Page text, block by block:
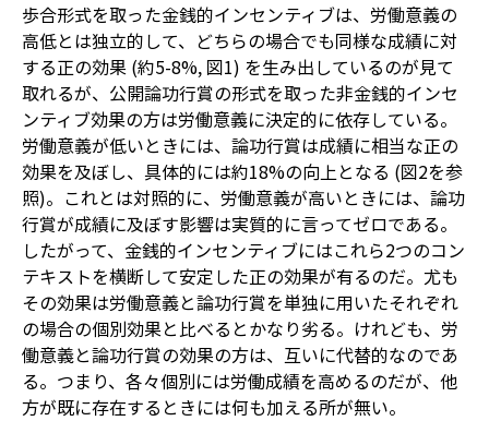
歩合形式を取った金銭的インセンティブは、労働意義の
高低とは独立的して、どちらの場合でも同様な成績に対
する正の効果 (約5-8%, 図1) を生み出しているのが見て
取れるが、公開論功行賞の形式を取った非金銭的インセ
ンティブ効果の方は労働意義に決定的に依存している。
労働意義が低いときには、論功行賞は成績に相当な正の
効果を及ぼし、具体的には約18%の向上となる (図2を参
照)。これとは対照的に、労働意義が高いときには、論功
行賞が成績に及ぼす影響は実質的に言ってゼロである。
したがって、金銭的インセンティブにはこれら2つのコン
テキストを横断して安定した正の効果が有るのだ。尤も
その効果は労働意義と論功行賞を単独に用いたそれぞれ
の場合の個別効果と比べるとかなり劣る。けれども、労
働意義と論功行賞の効果の方は、互いに代替的なのであ
る。つまり、各々個別には労働成績を高めるのだが、他
方が既に存在するときには何も加える所が無い。